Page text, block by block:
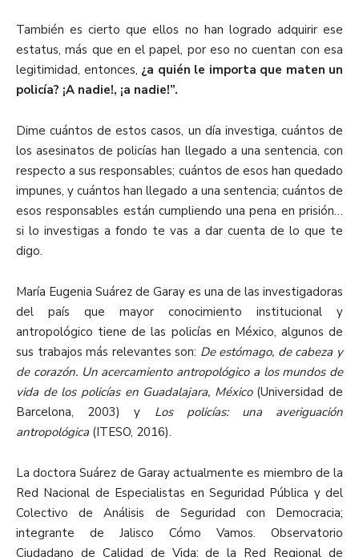
También es cierto que ellos no han logrado adquirir ese
estatus, más que en el papel, por eso no cuentan con esa
legitimidad, entonces, ¿a quién le importa que maten un
policía? ¡A nadie!, ¡a nadie!”.
Dime cuántos de estos casos, un día investiga, cuántos de
los asesinatos de policías han llegado a una sentencia, con
respecto a sus responsables; cuántos de esos han quedado
impunes, y cuántos han llegado a una sentencia; cuántos de
esos responsables están cumpliendo una pena en prisión…
si lo investigas a fondo te vas a dar cuenta de lo que te
digo.
María Eugenia Suárez de Garay es una de las investigadoras
del país que mayor conocimiento institucional y
antropológico tiene de las policías en México, algunos de
sus trabajos más relevantes son: De estómago, de cabeza y
de corazón. Un acercamiento antropológico a los mundos de
vida de los policías en Guadalajara, México(Universidad de
Barcelona, 2003) y Los policías: una averiguación
antropológica(ITESO, 2016).
La doctora Suárez de Garay actualmente es miembro de la
Red Nacional de Especialistas en Seguridad Pública y del
Colectivo de Análisis de Seguridad con Democracia;
integrante de Jalisco Cómo Vamos. Observatorio
Ciudadano de Calidad de Vida; de la Red Regional de